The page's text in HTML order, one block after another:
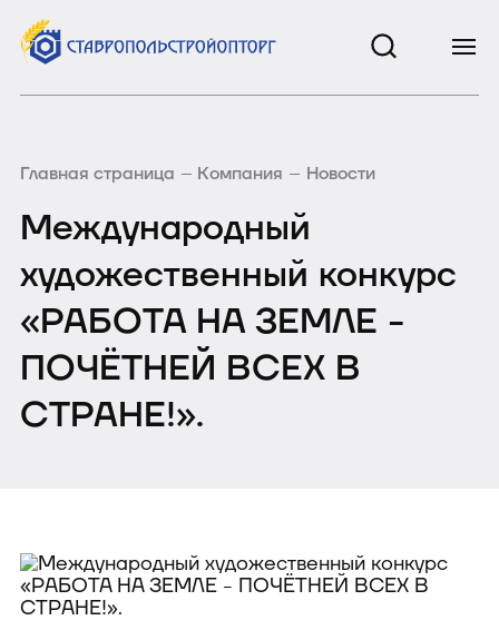
Главная страница Компания Новости
Международный
художественный конкурс
«РАБОТА НА ЗЕМЛЕ -
ПОЧЁТНЕЙ ВСЕХ В
СТРАНЕ!».